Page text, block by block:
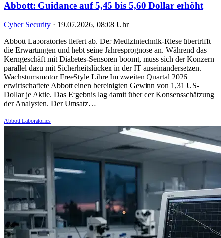
Abbott: Guidance auf 5,45 bis 5,60 Dollar erhöht
Cyber Security · 19.07.2026, 08:08 Uhr
Abbott Laboratories liefert ab. Der Medizintechnik-Riese übertrifft
die Erwartungen und hebt seine Jahresprognose an. Während das
Kerngeschäft mit Diabetes-Sensoren boomt, muss sich der Konzern
parallel dazu mit Sicherheitslücken in der IT auseinandersetzen.
Wachstumsmotor FreeStyle Libre Im zweiten Quartal 2026
erwirtschaftete Abbott einen bereinigten Gewinn von 1,31 US-
Dollar je Aktie. Das Ergebnis lag damit über der Konsensschätzung
der Analysten. Der Umsatz…
Abbott Laboratories